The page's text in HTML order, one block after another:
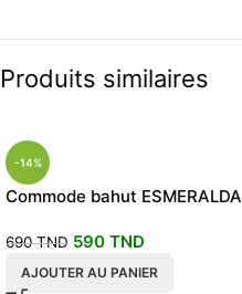
Produits similaires
-14%
Commode bahut ESMERALDA
690TND 590 TND
AJOUTER AU PANIER